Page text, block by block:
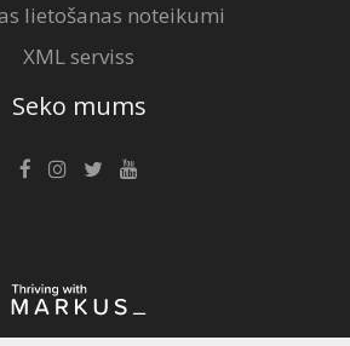
lietošanas noteikumi
XML serviss
Seko mums